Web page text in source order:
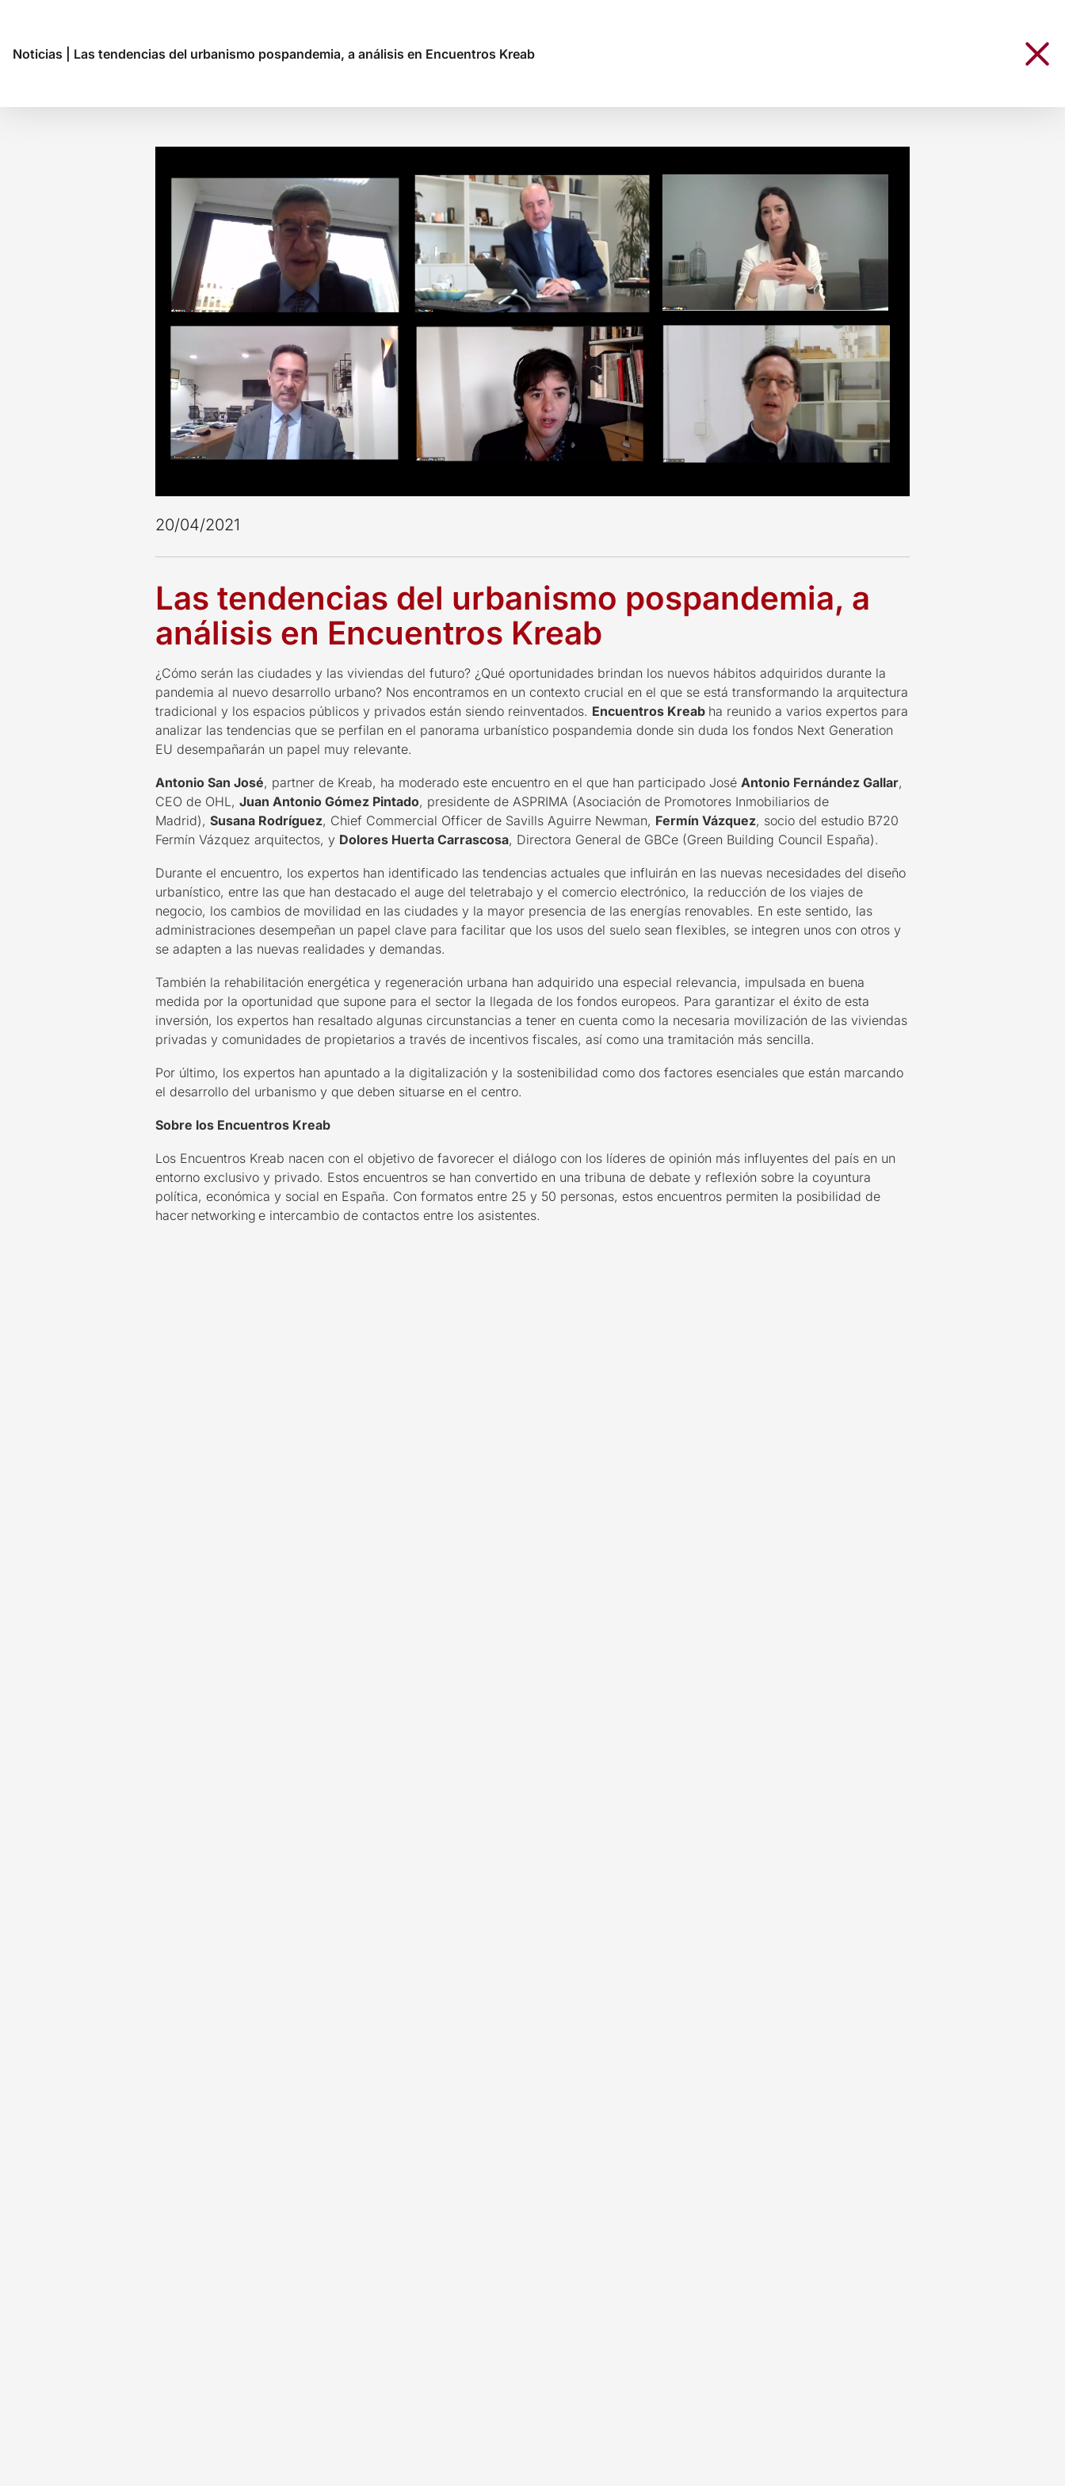
Noticias Las tendencias del urbanismo pospandemia, a análisis en Encuentros Kreab
20/04/2021
Las tendencias del urbanismo pospandemia, a
análisis en Encuentros Kreab
¿Cómo serán las ciudades y las viviendas del futuro? ¿Qué oportunidades brindan los nuevos hábitos adquiridos durante la
pandemia al nuevo desarrollo urbano? Nos encontramos en un contexto crucial en el que se está transformando la arquitectura
tradicional y los espacios públicos y privados están siendo reinventados. Encuentros Kreab ha reunido a varios expertos para
analizar las tendencias que se perfilan en el panorama urbanístico pospandemia donde sin duda los fondos Next Generation
EU desempañarán un papel muy relevante.
Antonio San José, partner de Kreab, ha moderado este encuentro en el que han participado José Antonio Fernández Gallar,
CEO de OHL, Juan Antonio Gómez Pintado, presidente de ASPRIMA (Asociación de Promotores Inmobiliarios de
Madrid), Susana Rodríguez, Chief Commercial Officer de Savills Aguirre Newman, Fermín Vázquez, socio del estudio B720
Fermín Vázquez arquitectos, y Dolores Huerta Carrascosa, Directora General de GBCe (Green Building Council España).
Durante el encuentro, los expertos han identificado las tendencias actuales que influirán en las nuevas necesidades del diseño
urbanístico, entre las que han destacado el auge del teletrabajo y el comercio electrónico, la reducción de los viajes de
negocio, los cambios de movilidad en las ciudades y la mayor presencia de las energías renovables. En este sentido, las
administraciones desempeñan un papel clave para facilitar que los usos del suelo sean flexibles, se integren unos con otros y
se adapten a las nuevas realidades y demandas.
También la rehabilitación energética y regeneración urbana han adquirido una especial relevancia, impulsada en buena
medida por la oportunidad que supone para el sector la llegada de los fondos europeos. Para garantizar el éxito de esta
inversión, los expertos han resaltado algunas circunstancias a tener en cuenta como la necesaria movilización de las viviendas
privadas y comunidades de propietarios a través de incentivos fiscales, así como una tramitación más sencilla.
Por último, los expertos han apuntado a la digitalización y la sostenibilidad como dos factores esenciales que están marcando
el desarrollo del urbanismo y que deben situarse en el centro.
Sobre los Encuentros Kreab
Los Encuentros Kreab nacen con el objetivo de favorecer el diálogo con los líderes de opinión más influyentes del país en un
entorno exclusivo y privado. Estos encuentros se han convertido en una tribuna de debate y reflexión sobre la coyuntura
política, económica y social en España. Con formatos entre 25 y 50 personas, estos encuentros permiten la posibilidad de
hacer networking e intercambio de contactos entre los asistentes.